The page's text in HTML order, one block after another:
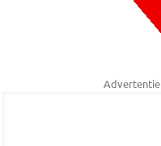
Advertentie